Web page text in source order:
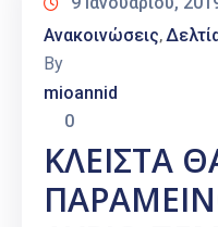
Νέα
Υπηρεσίες
Του
Δήμου
Προσκλήσεις
Ανακοινώσεις‚
By
mioannid
0
ΚΛΕΙΣΤΑ